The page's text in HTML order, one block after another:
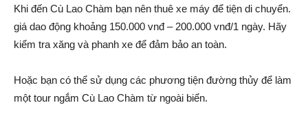
Khi đến Cù Lao Chàm bạn nên thuê xe máy để tiện di chuyển.
giá dao động khoảng 150.000 vnđ – 200.000 vnđ/1 ngày. Hãy
kiểm tra xăng và phanh xe để đảm bảo an toàn.
Hoặc bạn có thể sử dụng các phương tiện đường thủy để làm
một tour ngắm Cù Lao Chàm từ ngoài biển.